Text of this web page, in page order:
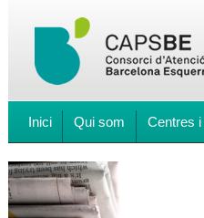
Inici Qui som Centres